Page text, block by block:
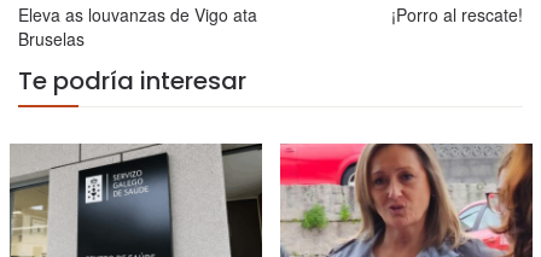
Eleva as louvanzas de Vigo ata
Bruselas
¡Porro al rescate!
Te podría interesar